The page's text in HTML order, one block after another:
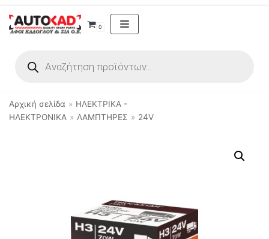
Μεταπηδήστε
στο
0
Αρχική σελίδα » ΗΛΕΚΤΡΙΚΑ -
ΗΛΕΚΤΡΟΝΙΚΑ » ΛΑΜΠΤΗΡΕΣ » 24V